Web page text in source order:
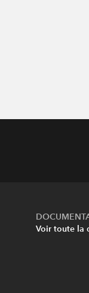
Voir toute la